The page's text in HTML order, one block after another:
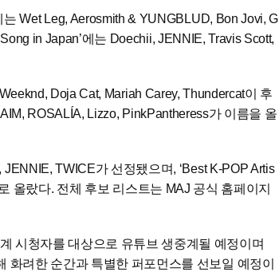
Wet Leg, Aerosmith & YUNGBLUD, Bon Jovi, G
in Japan’에는 Doechii, JENNIE, Travis Scott,
Doja Cat, Mariah Carey, Thundercat이 후
ROSALÍA, Lizzo, PinkPantheress가 이름을 올
TWICE가 선정됐으며, ‘Best K-POP Artis
올랐다. 전체 후보 리스트는 MAJ 공식 홈페이지
시청자를 대상으로 유튜브 생중계될 예정이며
려한 순간과 특별한 퍼포먼스를 선보일 예정이